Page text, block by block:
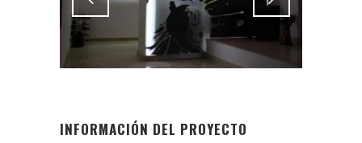
INFORMACIÓN DEL PROYECTO